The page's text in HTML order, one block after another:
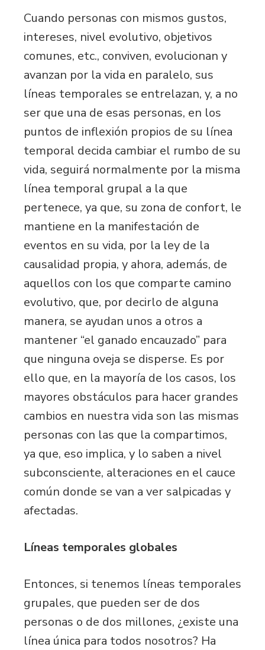
Cuando personas con mismos gustos,
intereses, nivel evolutivo, objetivos
comunes, etc., conviven, evolucionan y
avanzan por la vida en paralelo, sus
líneas temporales se entrelazan, y, a no
ser que una de esas personas, en los
puntos de inflexión propios de su línea
temporal decida cambiar el rumbo de su
vida, seguirá normalmente por la misma
línea temporal grupal a la que
pertenece, ya que, su zona de confort, le
mantiene en la manifestación de
eventos en su vida, por la ley de la
causalidad propia, y ahora, además, de
aquellos con los que comparte camino
evolutivo, que, por decirlo de alguna
manera, se ayudan unos a otros a
mantener “el ganado encauzado” para
que ninguna oveja se disperse. Es por
ello que, en la mayoría de los casos, los
mayores obstáculos para hacer grandes
cambios en nuestra vida son las mismas
personas con las que la compartimos,
ya que, eso implica, y lo saben a nivel
subconsciente, alteraciones en el cauce
común donde se van a ver salpicadas y
afectadas.
Líneas temporales globales
Entonces, si tenemos líneas temporales
grupales, que pueden ser de dos
personas o de dos millones, ¿existe una
línea única para todos nosotros? Ha